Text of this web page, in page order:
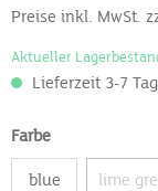
Preise inkl. MwSt.
Aktueller
Lieferzeit 3-7
Farbe
blue lime